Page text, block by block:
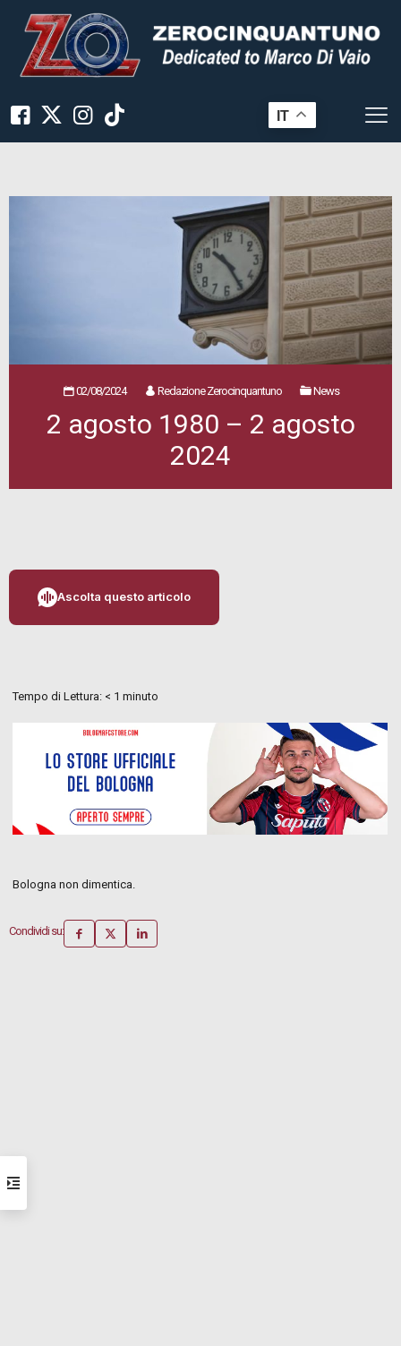
IT
02/08/2024 Redazione Zerocinquantuno News
2 agosto 1980 – 2 agosto
2024
Ascolta questo articolo
Tempo di Lettura: < 1 minuto
Bologna non dimentica.
Condividi su: